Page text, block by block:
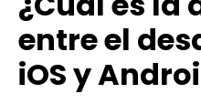
entre el
iOS y